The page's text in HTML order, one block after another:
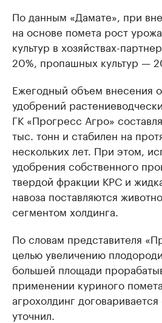
По данным «Дамате», при
на основе помета рост
культур в хозяйствах-
20%, пропашных культур —
Ежегодный объем внесения
удобрений
ГК «Прогресс Агро»
тыс. тонн и стабилен на
нескольких лет. При этом,
удобрения собственного
твердой фракции КРС и
навоза поставляются
сегментом холдинга.
По словам представителя
целью увеличению
большей площади
применении куриного
агрохолдинг
уточнил.